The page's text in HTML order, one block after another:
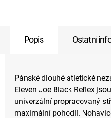
Popis Ostatní
Pánské dlouhé atletické
Eleven Joe Black Reflex
univerzální propracovaný
maximální pohodlí.